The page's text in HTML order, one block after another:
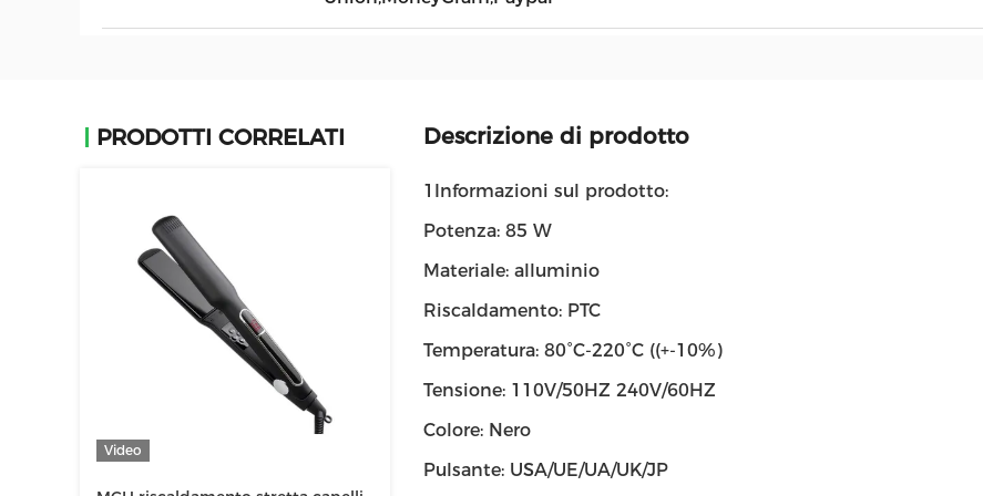
PRODOTTI CORRELATI
Video
Descrizione di prodotto
1Informazioni sul prodotto:
Potenza: 85 W
Materiale: alluminio
Riscaldamento: PTC
Temperatura: 80°C-220°C ((+-10%)
Tensione: 110V/50HZ 240V/60HZ
Colore: Nero
Pulsante: USA/UE/UA/UK/JP